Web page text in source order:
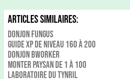
Articles Similaires:
Donjon Fungus
Guide xp de niveau 160 à 200
Donjon Bworker
Monter Paysan de 1 à 100
Laboratoire du Tynril